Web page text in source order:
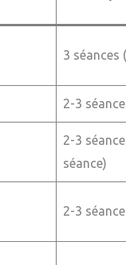
3 séances
2-3
2-3
séance)
2-3